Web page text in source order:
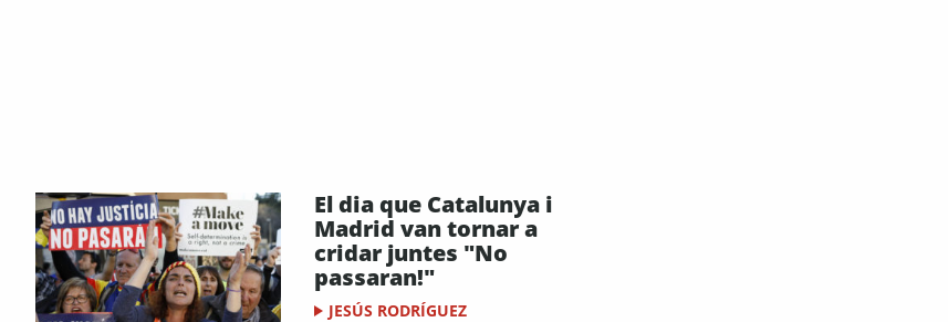
El dia que Catalunya i
Madrid van tornar a
cridar juntes "No
passaran!"
JESÚS RODRÍGUEZ